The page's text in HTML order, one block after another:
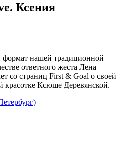
Ксения
нашей традиционной
ответного жеста Лена
со страниц First & Goal о своей
красотке Ксюше Деревянской.